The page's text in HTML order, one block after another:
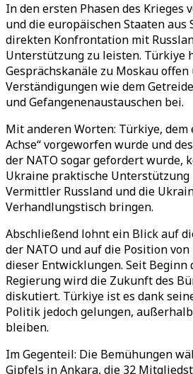
In den ersten Phasen des Krieges
und die europäischen Staaten aus
direkten Konfrontation mit
Unterstützung zu leisten. Türkiye
Gesprächskanäle zu Moskau
Verständigungen wie dem
und Gefangenenaustauschen bei.
Mit anderen Worten: Türkiye, dem
Achse“ vorgeworfen wurde und
der NATO sogar gefordert wurde,
Ukraine praktische Unterstützung
Vermittler Russland und die
Verhandlungstisch bringen.
Abschließend lohnt ein Blick auf
der NATO und auf die Position
dieser Entwicklungen. Seit Beginn
Regierung wird die Zukunft des
diskutiert. Türkiye ist es dank
Politik jedoch gelungen,
bleiben.
Im Gegenteil: Die Bemühungen
Gipfels in Ankara, die 32